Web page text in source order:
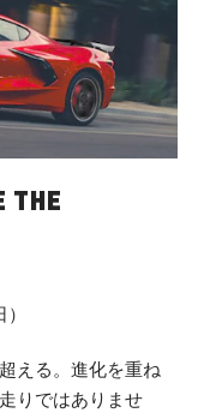
THE
える。進化を重ね
りではありませ